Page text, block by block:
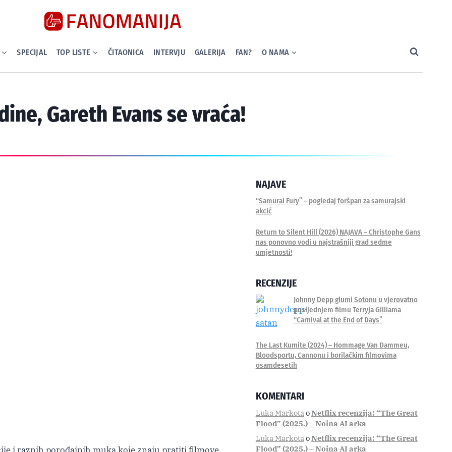
SPECIJAL TOP LISTE ČITAONICA INTERVJU GALERIJA FAN? O NAMA
Gareth Evans se vraća!
NAJAVE
“Samurai Fury” – pogledaj foršpan za samurajski
akcić
Return to Silent Hill (2026) NAJAVA – Christophe Gans
nas ponovno vodi u najstrašniji grad sedme
umjetnosti!
RECENZIJE
Johnny Depp glumi Sotonu u vjerovatno
posljednjem filmu Terryja Gilliama
“Carnival at the End of Days”
The Last Kumite (2024) – Hommage Van Dammeu,
Bloodsportu, Cannonu i borilačkim filmovima
osamdesetih
KOMENTARI
Luka MarkotaoNetflix recenzija: “The Great
Flood” (2025.) – Noina AI arka
Luka MarkotaoNetflix recenzija: “The Great
Flood” (2025.) – Noina AI arka